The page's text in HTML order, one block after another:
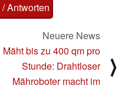
Antworten
Neuere News
Mäht bis zu 400 qm pro
Stunde: Drahtloser
Mähroboter macht im
⟩